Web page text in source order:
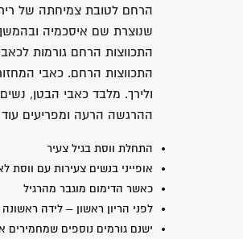
הרחם לטובת צמיחתה של
שנוצרת שם איסכמיה
התכווצות הרחם גורמות
התכווצות הרחם. כאבי
ולירך. מלבד כאבי הבטן,
ההרגשה הרעה ומפריעים
התחלת ווסת בגיל צעיר
אופייני בנשים צעירות עם ווסת
כאשר הדימום מוגבר מהרגיל
לפני הריון ראשון – לידה
ישנם גורמים נוספים